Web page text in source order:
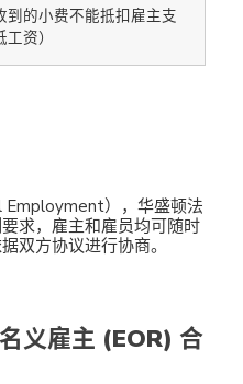
到的小费不能抵扣雇主支
资）
），华盛顿法
求，雇主和雇员均可随时
双方协议进行协商。
义雇主 (EOR) 合